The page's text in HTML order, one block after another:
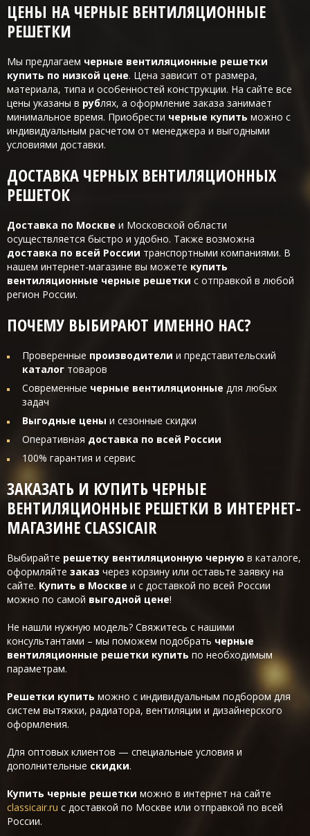
ЦЕНЫ НА ЧЕРНЫЕ ВЕНТИЛЯЦИОННЫЕ
РЕШЕТКИ
Мы предлагаем черные вентиляционные решетки
купить по низкой цене. Цена зависит от размера,
материала, типа и особенностей конструкции. На сайте все
цены указаны в рублях, а оформление заказа занимает
минимальное время. Приобрести черные купить можно с
индивидуальным расчетом от менеджера и выгодными
условиями доставки.
ДОСТАВКА ЧЕРНЫХ ВЕНТИЛЯЦИОННЫХ
РЕШЕТОК
Доставка по Москве и Московской области
осуществляется быстро и удобно. Также возможна
доставка по всей России транспортными компаниями. В
нашем интернет-магазине вы можете купить
вентиляционные черные решетки с отправкой в любой
регион России.
ПОЧЕМУ ВЫБИРАЮТ ИМЕННО НАС?
Проверенные производители и представительский
каталог товаров
Современные черные вентиляционные для любых
задач
Выгодные цены и сезонные скидки
Оперативная доставка по всей России
100% гарантия и сервис
ЗАКАЗАТЬ И КУПИТЬ ЧЕРНЫЕ
ВЕНТИЛЯЦИОННЫЕ РЕШЕТКИ В ИНТЕРНЕТ-
МАГАЗИНЕ CLASSICAIR
Выбирайте решетку вентиляционную черную в каталоге,
оформляйте заказ через корзину или оставьте заявку на
сайте. Купить в Москве и с доставкой по всей России
можно по самой выгодной цене!
Не нашли нужную модель? Свяжитесь с нашими
консультантами – мы поможем подобрать черные
вентиляционные решетки купить по необходимым
параметрам.
Решетки купить можно с индивидуальным подбором для
систем вытяжки, радиатора, вентиляции и дизайнерского
оформления.
Для оптовых клиентов — специальные условия и
дополнительные скидки.
Купить черные решетки можно в интернет на сайте
classicair.ru с доставкой по Москве или отправкой по всей
России.